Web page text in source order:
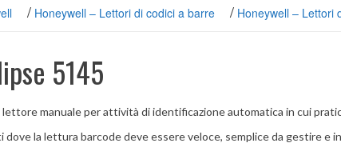
/ Honeywell – Lettori di codici a barre / Honeywell – Lettori
5145
lettore manuale per attività di identificazione automatica in cui
dove la lettura barcode deve essere veloce, semplice da gestire e